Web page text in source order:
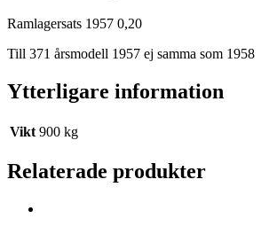
Ramlagersats 1957 0,20
Till 371 årsmodell 1957 ej samma som 1958
Ytterligare information
Vikt 900 kg
Relaterade produkter